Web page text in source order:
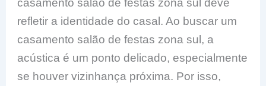
casamento salão de festas zona sul deve
refletir a identidade do casal. Ao buscar um
casamento salão de festas zona sul, a
acústica é um ponto delicado, especialmente
se houver vizinhança próxima. Por isso,